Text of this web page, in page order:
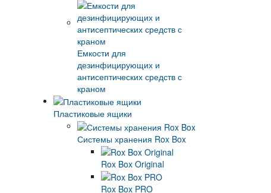
Емкости для
дезинфицирующих и
антисептических средств с
краном
Пластиковые ящики
Системы хранения Rox Box
Rox Box Original
Rox Box PRO